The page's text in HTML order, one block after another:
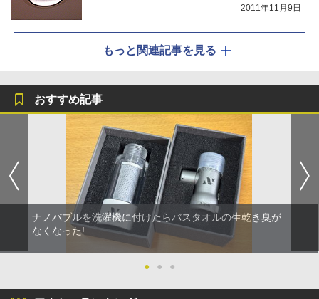
2011年11月9日
もっと関連記事を見る
おすすめ記事
ナノバブルを洗濯機に付けたらバスタオルの生乾き臭が
なくなった!
● ● ●